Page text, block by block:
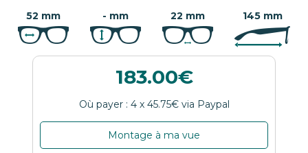
52 mm - mm 22 mm 145 mm
183.00
Montage à ma vue